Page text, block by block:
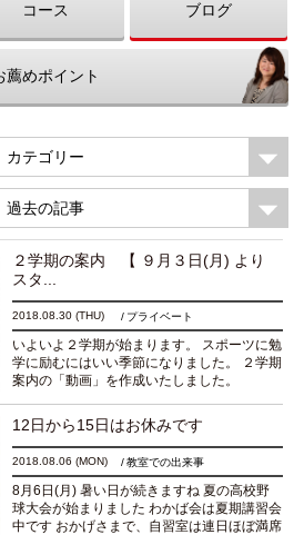
コース ブログ
薦めポイント
カテゴリー
過去の記事
２学期の案内 【 ９月３日(月) より
スタ...
2018.08.30(THU) プライベート
いよいよ２学期が始まります。 スポーツに勉
学に励むにはいい季節になりました。 ２学期
案内の「動画」を作成いたしました。
こちらから・・・・ http://www.wakaba-kai...
続きを読む
12日から15日はお休みです
2018.08.06(MON) 教室での出来事
8月6日(月) 暑い日が続きますね 夏の高校野
球大会が始まりました わかば会は夏期講習会
中です おかげさまで、自習室は連日ほぼ満席